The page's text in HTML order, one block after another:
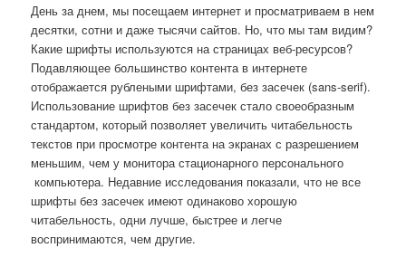
День за днем, мы посещаем интернет и просматриваем в нем
десятки, сотни и даже тысячи сайтов. Но, что мы там видим?
Какие шрифты используются на страницах веб-ресурсов?
Подавляющее большинство контента в интернете
отображается рублеными шрифтами, без засечек (sans-serif).
Использование шрифтов без засечек стало своеобразным
стандартом, который позволяет увеличить читабельность
текстов при просмотре контента на экранах с разрешением
меньшим, чем у монитора стационарного персонального
компьютера. Недавние исследования показали, что не все
шрифты без засечек имеют одинаково хорошую
читабельность, одни лучше, быстрее и легче
воспринимаются, чем другие.